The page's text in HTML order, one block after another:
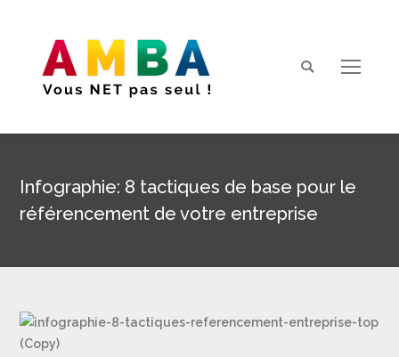
Search:
Infographie: 8 tactiques de base pour le
référencement de votre entreprise